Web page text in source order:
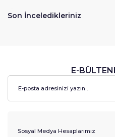
Son İnceledikleriniz
E-
Sosyal Medya Hesaplarımız